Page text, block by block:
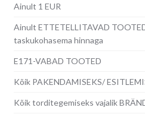
Ainult 1 EUR
Ainult ETTETELLITAVAD
taskukohasema hinnaga
E171-VABAD TOOTED
Kõik PAKENDAMISEKS/
Kõik torditegemiseks vajalik